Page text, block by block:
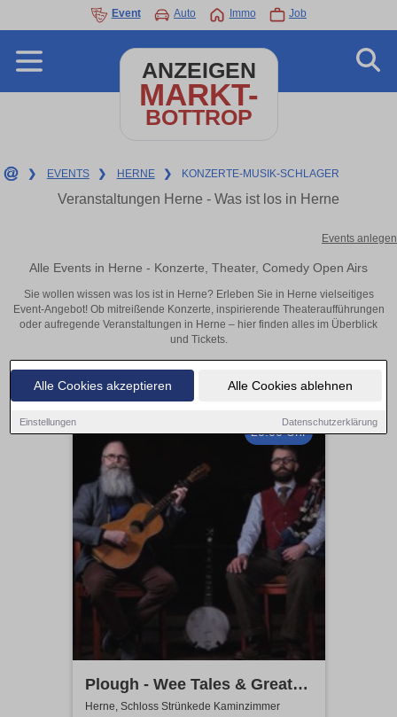
Alle Cookies akzeptieren Alle Cookies ablehnen
Einstellungen Datenschutzerklärung
Event Auto Immo Job
ANZEIGEN
MARKT-
BOTTROP
❯ EVENTS ❯ HERNE ❯ KONZERTE-MUSIK-SCHLAGER
Veranstaltungen Herne - Was ist los in Herne
Events anlegen
Alle Events in Herne - Konzerte, Theater, Comedy Open Airs
Sie wollen wissen was los ist in Herne? Erleben Sie in Herne vielseitiges
Event-Angebot! Ob mitreißende Konzerte, inspirierende Theateraufführungen
oder aufregende Veranstaltungen in Herne – hier finden alles im Überblick
und Tickets.
20:00 Uhr
Plough - Wee Tales & Great
Tunes from Scotland
Herne, Schloss Strünkede Kaminzimmer